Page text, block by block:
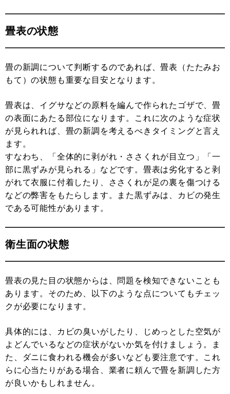
畳表の状態
畳の新調について判断するのであれば、畳表（たたみお
もて）の状態も重要な目安となります。
畳表は、イグサなどの原料を編んで作られたゴザで、畳
の表面にあたる部位になります。これに次のような症状
が見られれば、畳の新調を考えるべきタイミングと言え
ます。
すなわち、「全体的に剥がれ・ささくれが目立つ」「一
部に黒ずみが見られる」などです。畳表は劣化すると剥
がれて衣服に付着したり、ささくれが足の裏を傷つける
などの弊害をもたらします。また黒ずみは、カビの発生
である可能性があります。
衛生面の状態
畳表の見た目の状態からは、問題を検知できないことも
あります。そのため、以下のような点についてもチェッ
クが必要になります。
具体的には、カビの臭いがしたり、じめっとした空気が
よどんでいるなどの症状がないか気を付けましょう。ま
た、ダニに食われる機会が多いなども要注意です。これ
らに心当たりがある場合、業者に頼んで畳を新調した方
が良いかもしれません。